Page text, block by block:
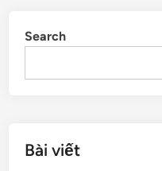
o
o
n s
Search
Bài viết